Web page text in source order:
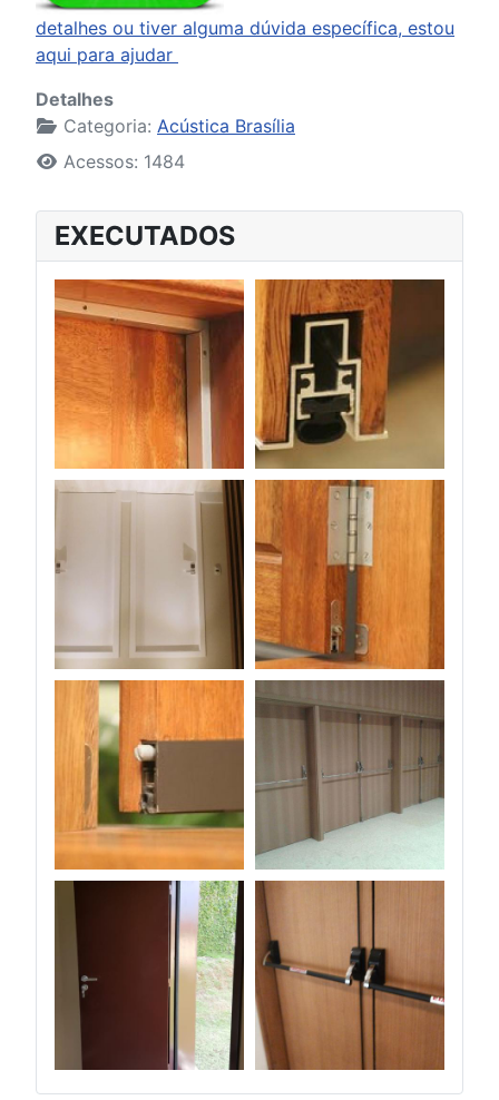
detalhes ou tiver alguma dúvida específica, estou
aqui para ajudar
Detalhes
Categoria: Acústica Brasília
Acessos: 1484
EXECUTADOS